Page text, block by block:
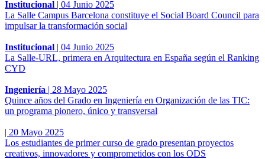
Institucional | 04 Junio 2025
La Salle Campus Barcelona constituye el Social Board Council para
impulsar la transformación social
Institucional | 04 Junio 2025
La Salle-URL, primera en Arquitectura en España según el Ranking
CYD
Ingeniería | 28 Mayo 2025
Quince años del Grado en Ingeniería en Organización de las TIC:
un programa pionero, único y transversal
| 20 Mayo 2025
Los estudiantes de primer curso de grado presentan proyectos
creativos, innovadores y comprometidos con los ODS